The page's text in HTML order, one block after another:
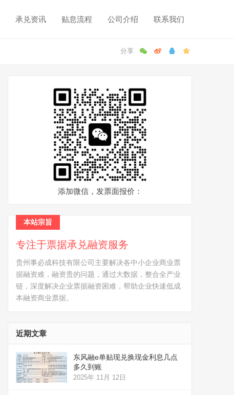
承兑资讯 贴息流程 公司介绍 联系我们
添加微信，发票面报价：
本站宗旨
专注于票据承兑融资服务
贵州事必成科技有限公司主要解决各中小企业商业票
据融资难，融资贵的问题，通过大数据，整合全产业
链，深度解决企业票据融资困难，帮助企业快速低成
本融资商业票据。
近期文章
东风融e单贴现兑换现金利息几点
多久到账
2025年 11月 12日